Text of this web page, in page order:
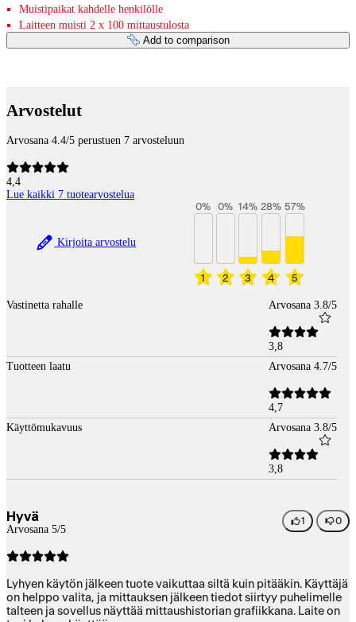
Muistipaikat kahdelle henkilölle
Laitteen muisti 2 x 100 mittaustulosta
Add to comparison
Arvostelut
Arvosana 4.4/5 perustuen 7 arvosteluun
4,4
Lue kaikki 7 tuotearvostelua
Kirjoita arvostelu
1
0%
2
0%
3
14%
4
28%
5
57%
Vastinetta rahalle Arvosana 3.8/5
3,8
Tuotteen laatu
Arvosana 4.7/5
4,7
Käyttömukavuus
Arvosana 3.8/5
3,8
Hyvä
Arvosana 5/5
1 0
Lyhyen käytön jälkeen tuote vaikuttaa siltä kuin pitääkin. Käyttäjä
on helppo valita, ja mittauksen jälkeen tiedot siirtyy puhelimelle
talteen ja sovellus näyttää mittaushistorian grafiikkana. Laite on